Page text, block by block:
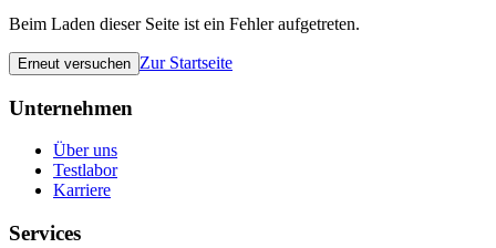
Beim Laden dieser Seite ist ein Fehler aufgetreten.
Erneut versuchen Zur Startseite
Unternehmen
Über uns
Testlabor
Karriere
Services